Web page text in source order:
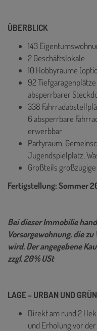
ÜBERBLICK
143
2 Geschäftslokale
10 Hobbyräume
92
absperrbarer
338
6 absperrbare
erwerbbar
Partyraum,
Jugendspielplatz,
Großteils
Fertigstellung: Sommer
Bei dieser Immobilie
Vorsorgewohnung, die
wird. Der angegebene
zzgl. 20% USt
LAGE – URBAN UND
Direkt am rund 2
und Erholung vor